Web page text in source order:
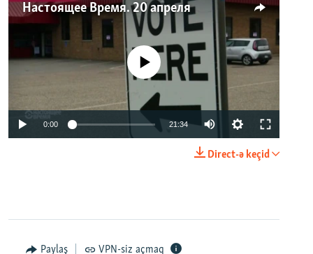
Настоящее Время. 20 апреля
No media source currently available
0:00 21:34
Direct-ə keçid
Paylaş VPN-siz açmaq